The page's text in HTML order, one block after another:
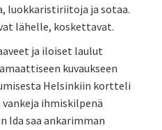
luokkaristiriitoja ja sotaa.
lähelle, koskettavat.
ja iloiset laulut
kuvaukseen
Helsinkiin kortteli
ihmiskilpenä
Ida saa ankarimman